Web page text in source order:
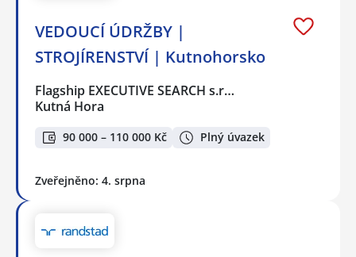
VEDOUCÍ ÚDRŽBY |
STROJÍRENSTVÍ | Kutnohorsko
Flagship EXECUTIVE SEARCH s.r…
Kutná Hora
90 000 – 110 000 Kč Plný úvazek
Zveřejněno: 4. srpna